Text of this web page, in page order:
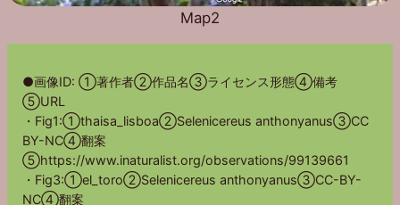
Map2
●画像ID: ①著作者②作品名③ライセンス形態④備考
⑤URL
・Fig1:①thaisa_lisboa②Selenicereus anthonyanus③CC
BY-NC④翻案
⑤https://www.inaturalist.org/observations/99139661
・Fig3:①el_toro②Selenicereus anthonyanus③CC-BY-
NC④翻案